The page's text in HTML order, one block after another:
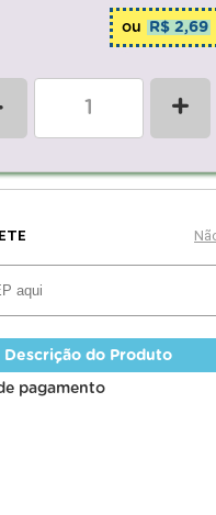
ou R$ 2,69
+
Descrição do Produto
pagamento